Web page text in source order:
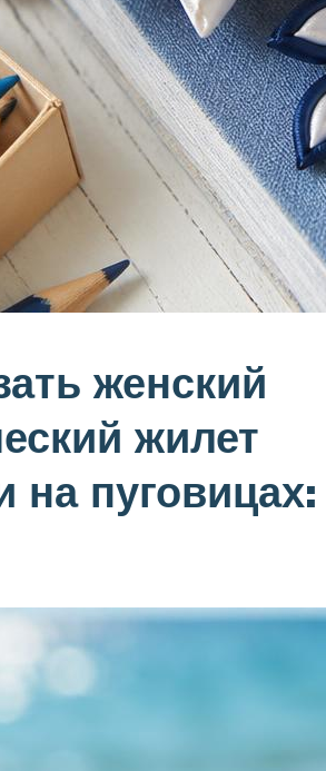
женский
жилет
на пуговицах: